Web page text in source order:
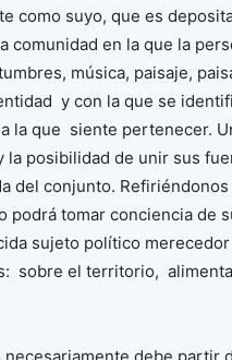
como suyo, que es
comunidad en la que la
música, paisaje,
y con la que se
la que siente pertenecer.
posibilidad de unir sus
del conjunto.
podrá tomar conciencia de
sujeto político
sobre el territorio,